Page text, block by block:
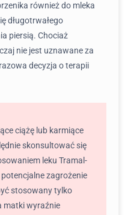
również do mleka
długotrwałego
piersią. Chociaż
nie jest uznawane za
decyzja o terapii
ciążę lub karmiące
skonsultować się
leku Tramal-
zagrożenie
stosowany tylko
matki wyraźnie